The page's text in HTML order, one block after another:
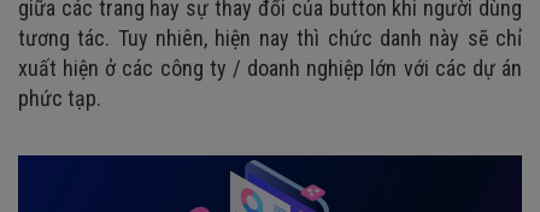
giữa các trang hay sự thay đổi của button khi người dùng
tương tác. Tuy nhiên, hiện nay thì chức danh này sẽ chỉ
xuất hiện ở các công ty / doanh nghiệp lớn với các dự án
phức tạp.